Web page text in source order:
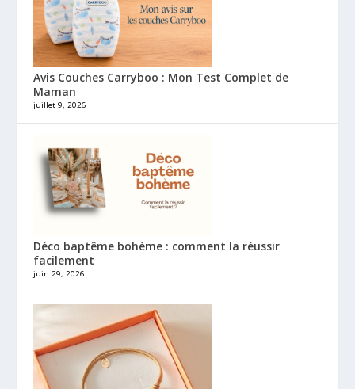
Avis Couches Carryboo : Mon Test Complet de
Maman
juillet 9, 2026
Déco baptême bohème : comment la réussir
facilement
juin 29, 2026